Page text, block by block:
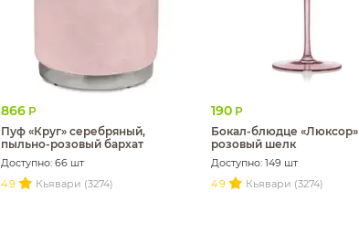
866 Р
Пуф «Круг» серебряный,
пыльно-розовый бархат
Доступно: 66 шт
4.9
Кьявари (3274)
190 Р
Бокал-блюдце «Люксор»
розовый шелк
Доступно: 149 шт
4.9
Кьявари (3274)